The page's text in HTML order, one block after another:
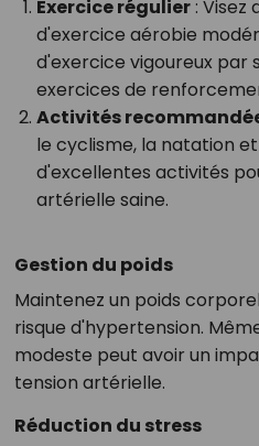
Exercice régulier: Visez
d'exercice aérobie
d'exercice vigoureux par
exercices de
Activités
le cyclisme, la natation
d'excellentes activités
artérielle saine.
Gestion du poids
Maintenez un poids
risque d'hypertension.
modeste peut avoir un
tension artérielle.
Réduction du stress